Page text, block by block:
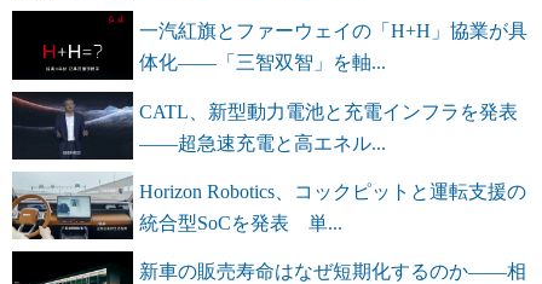
一汽紅旗とファーウェイの「H+H」協業が具
体化――「三智双智」を軸...
CATL、新型動力電池と充電インフラを発表
――超急速充電と高エネル...
Horizon Robotics、コックピットと運転支援の
統合型SoCを発表 単...
新車の販売寿命はなぜ短期化するのか――相